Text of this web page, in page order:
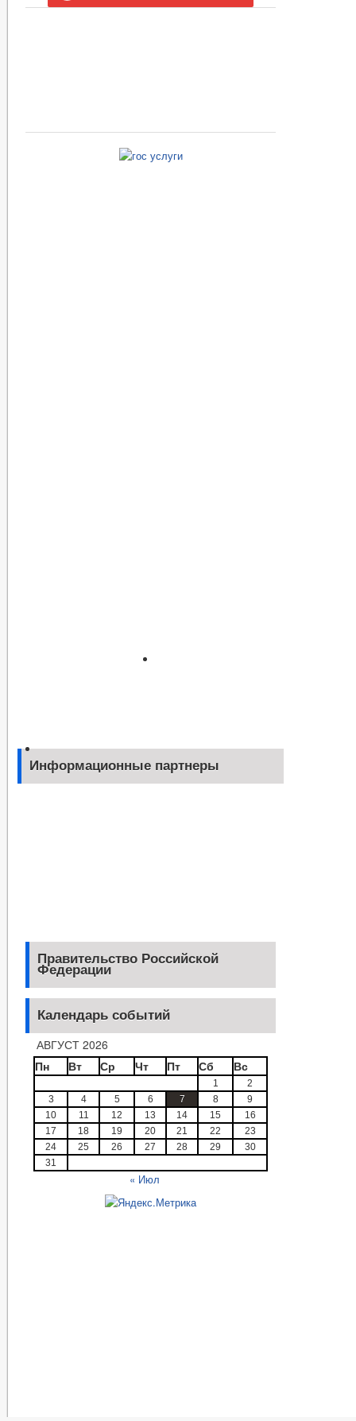
Информационные партнеры
Правительство Российской
Федерации
Календарь событий
АВГУСТ 2026
Пн
Вт Ср Чт Пт Сб Вс
1
2
3
4 5 6 7 8
9
10
11 12 13 14 15
16
17
18 19 20 21 22
23
24
25 26 27 28 29
30
31
« Июл